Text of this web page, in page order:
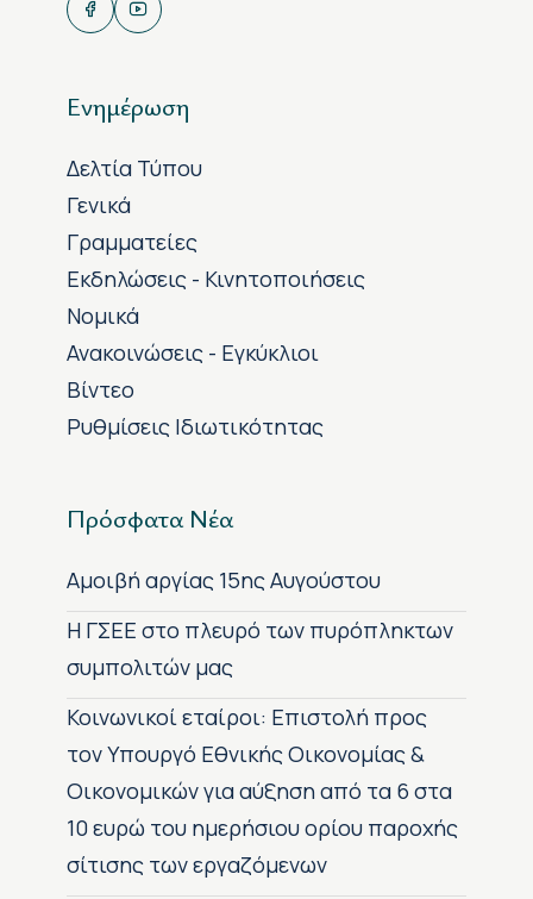
Ενημέρωση
Δελτία Τύπου
Γενικά
Γραμματείες
Εκδηλώσεις - Κινητοποιήσεις
Νομικά
Ανακοινώσεις - Εγκύκλιοι
Βίντεο
Ρυθμίσεις Ιδιωτικότητας
Πρόσφατα Νέα
Αμοιβή αργίας 15ης Αυγούστου
H ΓΣΕΕ στο πλευρό των πυρόπληκτων
συμπολιτών μας
Κοινωνικοί εταίροι: Επιστολή προς
τον Υπουργό Εθνικής Οικονομίας &
Οικονομικών για αύξηση από τα 6 στα
10 ευρώ του ημερήσιου ορίου παροχής
σίτισης των εργαζόμενων